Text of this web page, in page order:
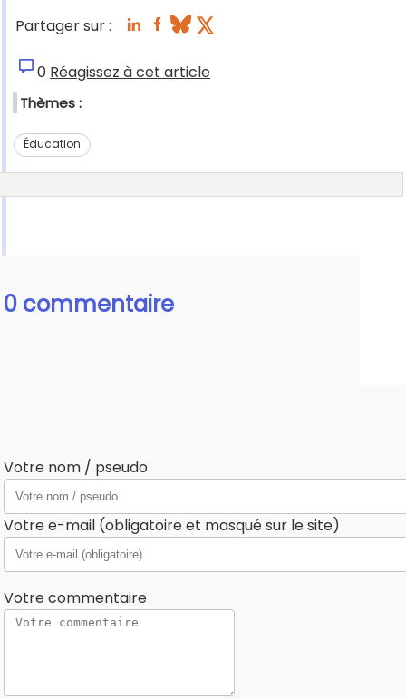
Partager sur :
0 Réagissez à cet article
Thèmes :
Éducation
0 commentaire
Votre nom / pseudo
Votre e-mail (obligatoire et masqué sur le site)
Votre commentaire